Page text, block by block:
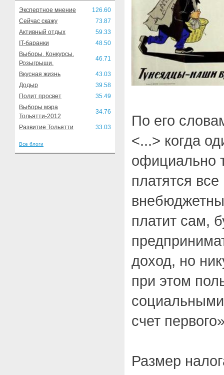
Экспертное мнение
126.60
Сейчас скажу
73.87
Активный отдых
59.33
IT-баранки
48.50
Выборы. Конкурсы.
Розыгрыши.
46.71
Вкусная жизнь
43.03
Додыр
39.58
Полит просвет
35.49
Выборы мэра
Тольятти-2012
34.76
Развитие Тольятти 33.03
Все блоги
По его
<...> когда
официально
платятся
платит сам,
доход, но
при этом
счет
Размер